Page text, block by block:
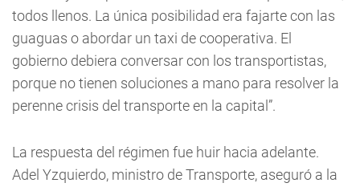
todos llenos. La única posibilidad era fajarte con las
guaguas o abordar un taxi de cooperativa. El
gobierno debiera conversar con los transportistas,
porque no tienen soluciones a mano para resolver la
perenne crisis del transporte en la capital”.
La respuesta del régimen fue huir hacia adelante.
Adel Yzquierdo, ministro de Transporte, aseguró a la